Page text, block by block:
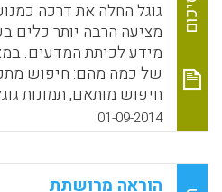
תכניות מקוונות לתואר
האם הישגי הסטודנטים
לומדים באמצעות מתודת
באופן מקוון.
X
סיכום
גוגל החלה את דרכה
מציעה הרבה יותר כלים
מידע לכיתת המדעים.
של כמה מהם: חיפוש
חיפוש מותאם, תמונות
גוגל והמגמות של גוגל (Ben Smith).
X
01-09-2014
הוראה מרושתת